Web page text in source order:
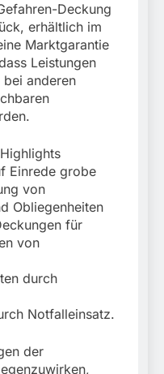
Deckung
erhältlich im
Marktgarantie
Leistungen
anderen
Einrede grobe
von
Obliegenheiten
für
von
durch
Notfalleinsatz.
der